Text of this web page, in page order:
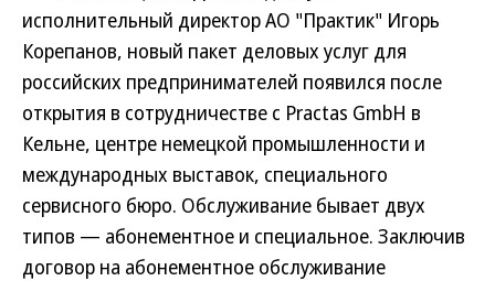
исполнительный директор АО "Практик" Игорь
Корепанов, новый пакет деловых услуг для
российских предпринимателей появился после
открытия в сотрудничестве с Practas GmbH в
Кельне, центре немецкой промышленности и
международных выставок, специального
сервисного бюро. Обслуживание бывает двух
типов — абонементное и специальное. Заключив
договор на абонементное обслуживание